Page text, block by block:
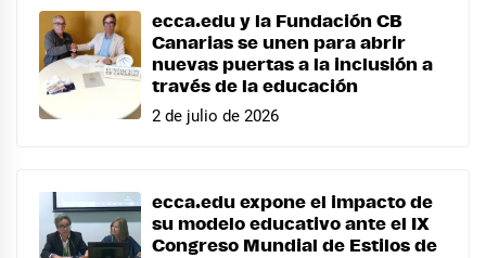
ecca.edu y la Fundación CB
Canarias se unen para abrir
nuevas puertas a la inclusión a
través de la educación
2 de julio de 2026
ecca.edu expone el impacto de
su modelo educativo ante el IX
Congreso Mundial de Estilos de